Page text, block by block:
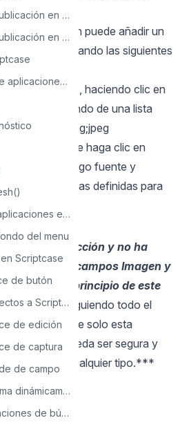
Cómo realizar una publicación en Scriptcase- Típica
Cómo realizar una publicación en ScriptCase - Avanzada
Informe de la Lista de aplicaciones de Scriptcase
Importar y Exportar aplicaciones en Scriptcase
del menu
Scriptcase
de butón
Conversión de proyectos a Scriptcase 9
de edición
de captura
de campo
Cómo cambiar de tema dinámicamente a través de la aplicación Menú
Utilizando dos aplicaciones de búsqueda para acceder a un formulario
también puede añadir un
cada una, utilizando las siguientes
extensiones, haciendo clic en
o informando de una lista
ejemplo: jpg;png;jpeg
simplemente haga clic en
genere su código fuente y
las nuevas reglas definidas para
en producción y no ha
para los campos Imagen y
en la nota al principio de este
defínela siguiendo todo el
y luego publique solo esta
para que pueda ser segura y
archivos de cualquier tipo.***